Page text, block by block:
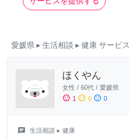
愛媛県 ▸ 生活相談 ▸ 健康 サービス
ほくやん
女性 / 60代 / 愛媛県
sentiment_satisfied 1 sentiment_neutral 0 sentiment_dissatisfied 0
chat 生活相談 ▸ 健康